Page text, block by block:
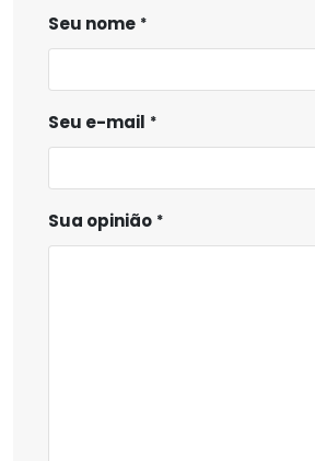
Seu nome
Seu e-mail
Sua opinião